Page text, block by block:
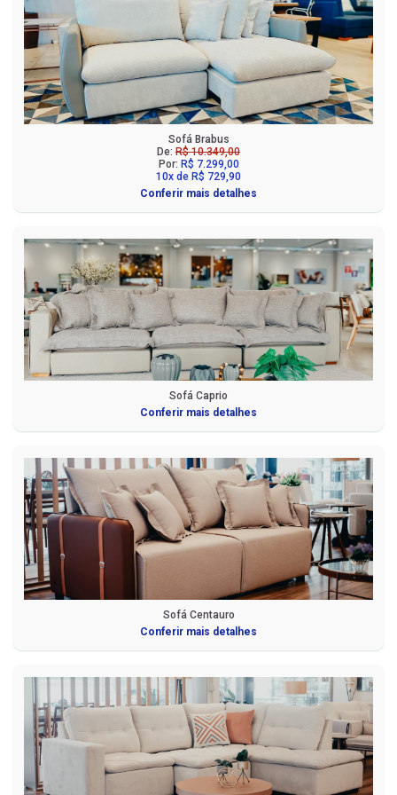
Sofá Brabus
De: R$ 10.349,00
Por: R$ 7.299,00
10x de R$ 729,90
Conferir mais detalhes
Sofá Caprio
Conferir mais detalhes
Sofá Centauro
Conferir mais detalhes